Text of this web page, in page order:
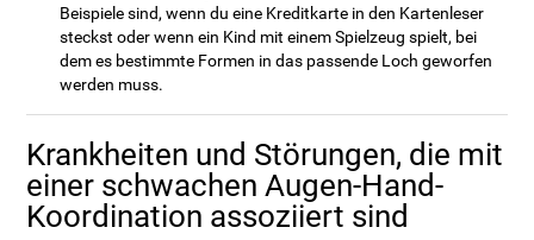
Beispiele sind, wenn du eine Kreditkarte in den Kartenleser
steckst oder wenn ein Kind mit einem Spielzeug spielt, bei
dem es bestimmte Formen in das passende Loch geworfen
werden muss.
Krankheiten und Störungen, die mit
einer schwachen Augen-Hand-
Koordination assoziiert sind